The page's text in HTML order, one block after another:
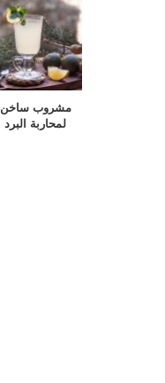
مشروب ساخن
لمحاربة البرد